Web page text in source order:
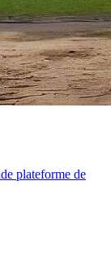
plateforme de